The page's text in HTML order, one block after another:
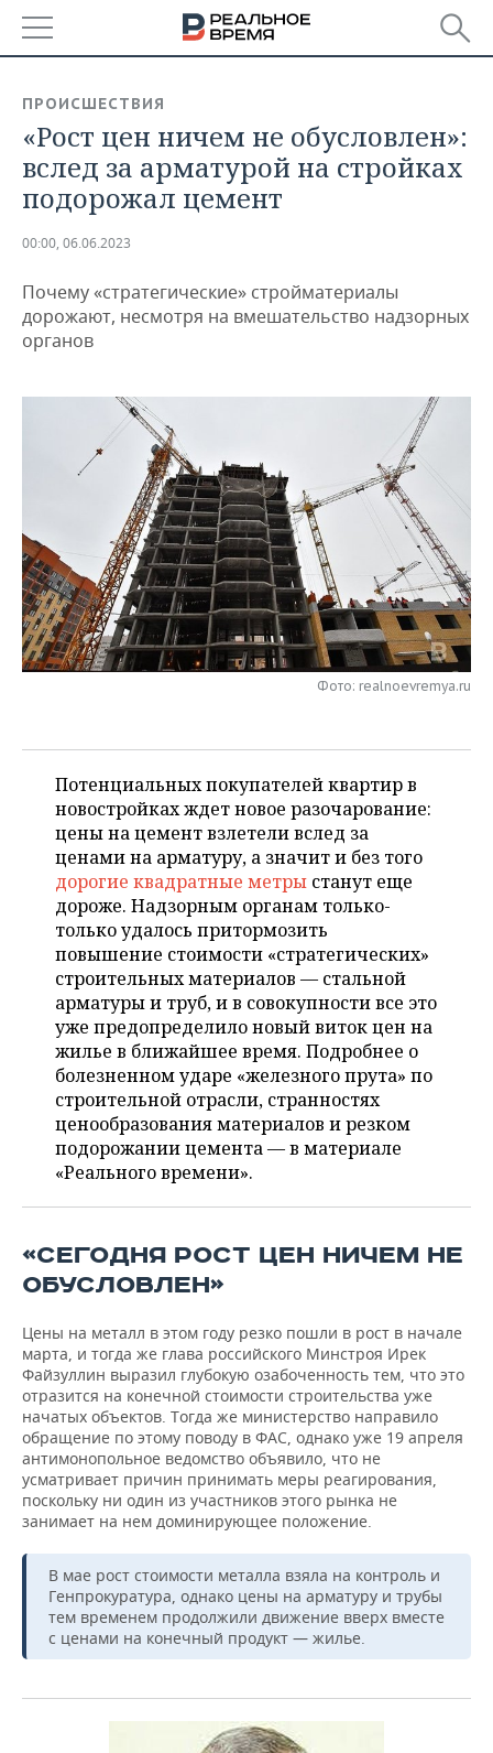
БАШКОРТОСТАН
ТАТАРСТАН
НОВОСТИ
АНАЛИТИКА
ДЕКЛАРАЦИИ О ДОХОДАХ
КОРОЛИ ГОСЗАКАЗА ПФО
КОМУ ПРИНАДЛЕЖАТ
ТОРГОВЫЕ ЦЕНТРЫ
ТАТАРСТАНА
НОВОСТИ ЭКОНОМИКИ
ФИНАНСЫ
ИНВЕСТИЦИИ
ПРОМЫШЛЕННОСТЬ
НОВОСТИ
ПРОМЫШЛЕННОСТИ
АГРОПРОМ
МАШИНОСТРОЕНИЕ
НЕФТЕХИМИЯ
НЕФТЬ
ОПК
ЭНЕРГЕТИКА
НЕДВИЖИМОСТЬ
НОВОСТИ АВТО
НОВОСТИ БИЗНЕСА
РОЗНИЧНАЯ ТОРГОВЛЯ
ТРАНСПОРТ
УСЛУГИ
НОВОСТИ ТЕХНОЛОГИЙ
IT
МЕДИА
МЕРОПРИЯТИЯ
НОВОСТИ МЕРОПРИЯТИЙ
ВЫЕЗДНАЯ РЕДАКЦИЯ
ОТКРЫТАЯ ЛЕКЦИЯ
СПОРТ
НОВОСТИ СПОРТА
БАСКЕТБОЛ
ВОЛЕЙБОЛ
КИБЕРСПОРТ
ФИГУРНОЕ КАТАНИЕ
ВОДНЫЕ ВИДЫ СПОРТА
ХОККЕЙ С МЯЧОМ
ОБЩЕСТВО
ИНФРАСТРУКТУРА
ИСТОРИЯ
КУЛЬТУРА
МЕДИЦИНА
ОБРАЗОВАНИЕ
ПРОИСШЕСТВИЯ
СПРАВОЧНИК
СПИСОК ПЕРСОН
СПИСОК КОМПАНИЙ
ПОЛНАЯ ВЕРСИЯ
ПРОИСШЕСТВИЯ
«Рост цен ничем не обусловлен»:
вслед за арматурой на стройках
подорожал цемент
00:00, 06.06.2023
Почему «стратегические» стройматериалы
дорожают, несмотря на вмешательство надзорных
органов
Фото: realnoevremya.ru
Потенциальных покупателей квартир в
новостройках ждет новое разочарование:
цены на цемент взлетели вслед за
ценами на арматуру, а значит и без того
дорогие квадратные метры станут еще
дороже. Надзорным органам только-
только удалось притормозить
повышение стоимости «стратегических»
строительных материалов — стальной
арматуры и труб, и в совокупности все это
уже предопределило новый виток цен на
жилье в ближайшее время. Подробнее о
болезненном ударе «железного прута» по
строительной отрасли, странностях
ценообразования материалов и резком
подорожании цемента — в материале
«Реального времени».
«СЕГОДНЯ РОСТ ЦЕН НИЧЕМ НЕ
ОБУСЛОВЛЕН»
Цены на металл в этом году резко пошли в рост в начале
марта, и тогда же глава российского Минстроя Ирек
Файзуллин выразил глубокую озабоченность тем, что это
отразится на конечной стоимости строительства уже
начатых объектов. Тогда же министерство направило
обращение по этому поводу в ФАС, однако уже 19 апреля
антимонопольное ведомство объявило, что не
усматривает причин принимать меры реагирования,
поскольку ни один из участников этого рынка не
занимает на нем доминирующее положение.
В мае рост стоимости металла взяла на контроль и
Генпрокуратура, однако цены на арматуру и трубы
тем временем продолжили движение вверх вместе
с ценами на конечный продукт — жилье.